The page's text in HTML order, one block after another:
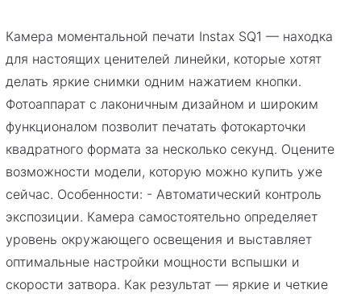
Камера моментальной печати Instax SQ1 — находка
для настоящих ценителей линейки, которые хотят
делать яркие снимки одним нажатием кнопки.
Фотоаппарат с лаконичным дизайном и широким
функционалом позволит печатать фотокарточки
квадратного формата за несколько секунд. Оцените
возможности модели, которую можно купить уже
сейчас. Особенности: - Автоматический контроль
экспозиции. Камера самостоятельно определяет
уровень окружающего освещения и выставляет
оптимальные настройки мощности вспышки и
скорости затвора. Как результат — яркие и четкие